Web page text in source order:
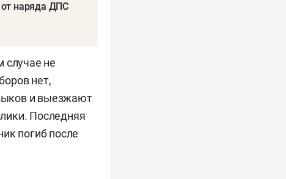
наряда ДПС
случае не
нет,
и выезжают
Последняя
погиб после